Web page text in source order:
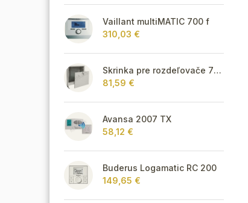
Vaillant multiMATIC 700 f
310,03 €
Skrinka pre rozdeľovače 715 mm - podomietková
81,59 €
Avansa 2007 TX
58,12 €
Buderus Logamatic RC 200
149,65 €